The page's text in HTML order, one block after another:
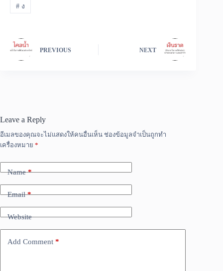
#ง
PREVIOUS NEXT
Leave a Reply
อีเมลของคุณจะไม่แสดงให้คนอื่นเห็น ช่องข้อมูลจำเป็นถูกทำ
เครื่องหมาย *
Name*
Email*
Website
Add Comment *